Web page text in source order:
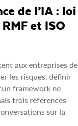
de l’IA : loi
et ISO
aux entreprises de
les risques, définir
framework ne
trois références
sur la